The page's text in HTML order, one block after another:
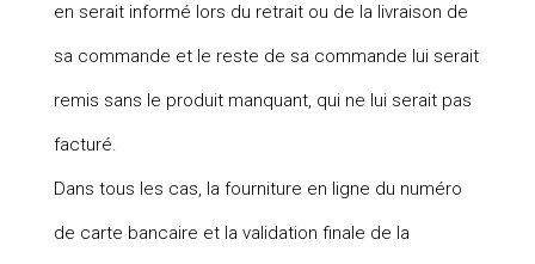
en serait informé lors du retrait ou de la livraison de
sa commande et le reste de sa commande lui serait
remis sans le produit manquant, qui ne lui serait pas
facturé.
Dans tous les cas, la fourniture en ligne du numéro
de carte bancaire et la validation finale de la